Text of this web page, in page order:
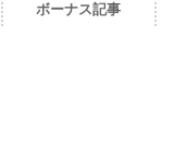
ボーナス記事